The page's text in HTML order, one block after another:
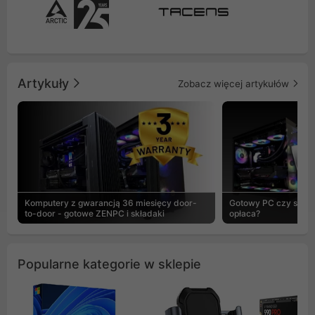
Artykuły Zobacz więcej artykułów
Komputery z gwarancją 36 miesięcy door-
to-door - gotowe ZENPC i składaki
Gotowy PC czy
opłaca?
Popularne kategorie w sklepie